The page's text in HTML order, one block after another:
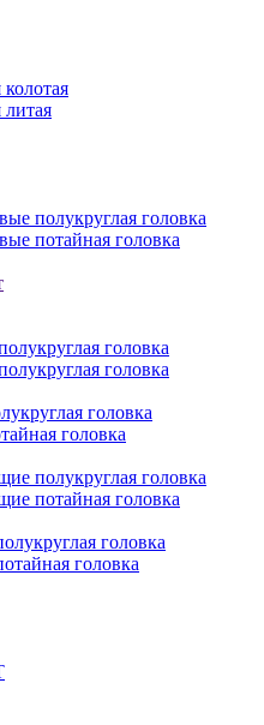
полукруглая головка
потайная головка
головка
головка
головка
головка
полукруглая головка
потайная головка
головка
головка